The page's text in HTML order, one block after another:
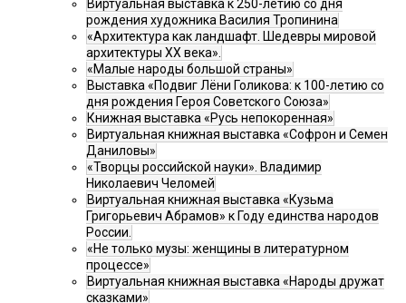
Виртуальная выставка к 250-летию со дня
рождения художника Василия Тропинина
«Архитектура как ландшафт. Шедевры мировой
архитектуры XX века».
«Малые народы большой страны»
Выставка «Подвиг Лёни Голикова: к 100-летию со
дня рождения Героя Советского Союза»
Книжная выставка «Русь непокоренная»
Виртуальная книжная выставка «Софрон и Семен
Даниловы»
«Творцы российской науки». Владимир
Николаевич Челомей
Виртуальная книжная выставка «Кузьма
Григорьевич Абрамов» к Году единства народов
России.
«Не только музы: женщины в литературном
процессе»
Виртуальная книжная выставка «Народы дружат
сказками»